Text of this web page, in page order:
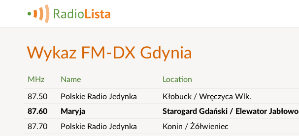
Wykaz FM-DX Gdynia
MHz Name Location
87.50
Polskie Radio Jedynka Kłobuck / Wręczyca Wlk.
87.60
Maryja Starogard Gdański / Elewator Jabłowo
87.70
Polskie Radio Jedynka Konin / Żółwieniec